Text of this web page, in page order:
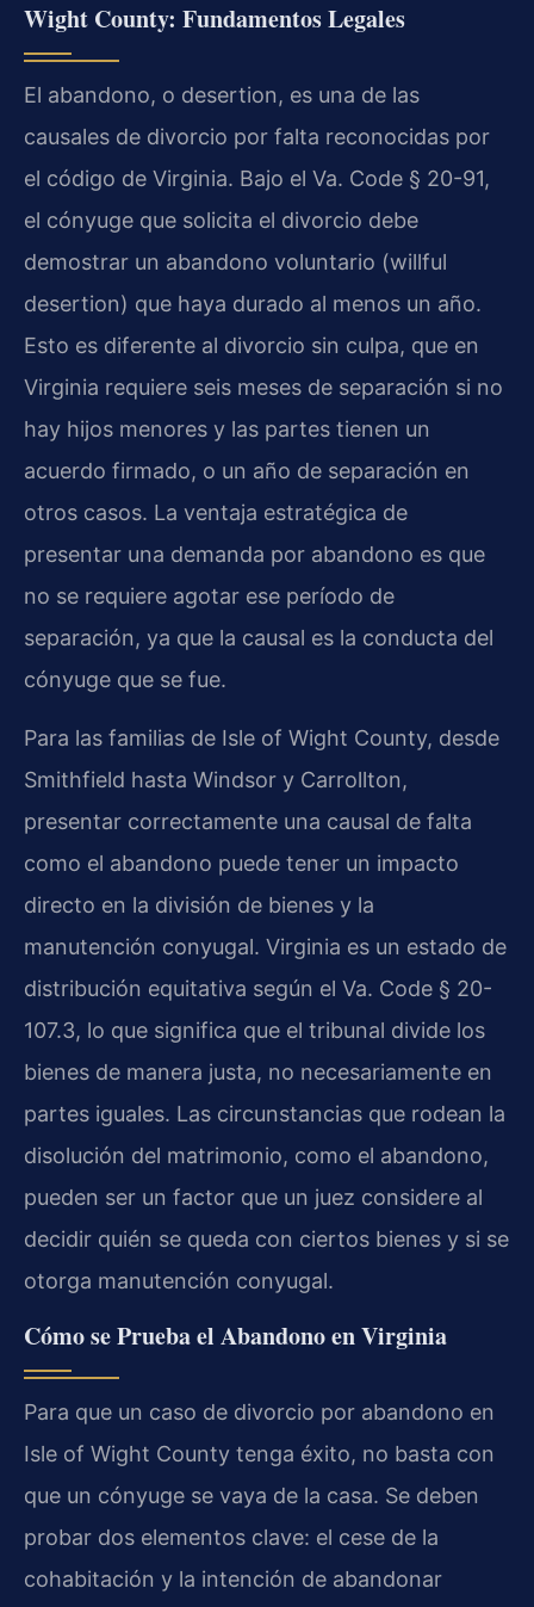
Wight County: Fundamentos Legales
El abandono, o desertion, es una de las
causales de divorcio por falta reconocidas por
el código de Virginia. Bajo el Va. Code § 20-91,
el cónyuge que solicita el divorcio debe
demostrar un abandono voluntario (willful
desertion) que haya durado al menos un año.
Esto es diferente al divorcio sin culpa, que en
Virginia requiere seis meses de separación si no
hay hijos menores y las partes tienen un
acuerdo firmado, o un año de separación en
otros casos. La ventaja estratégica de
presentar una demanda por abandono es que
no se requiere agotar ese período de
separación, ya que la causal es la conducta del
cónyuge que se fue.
Para las familias de Isle of Wight County, desde
Smithfield hasta Windsor y Carrollton,
presentar correctamente una causal de falta
como el abandono puede tener un impacto
directo en la división de bienes y la
manutención conyugal. Virginia es un estado de
distribución equitativa según el Va. Code § 20-
107.3, lo que significa que el tribunal divide los
bienes de manera justa, no necesariamente en
partes iguales. Las circunstancias que rodean la
disolución del matrimonio, como el abandono,
pueden ser un factor que un juez considere al
decidir quién se queda con ciertos bienes y si se
otorga manutención conyugal.
Cómo se Prueba el Abandono en Virginia
Para que un caso de divorcio por abandono en
Isle of Wight County tenga éxito, no basta con
que un cónyuge se vaya de la casa. Se deben
probar dos elementos clave: el cese de la
cohabitación y la intención de abandonar